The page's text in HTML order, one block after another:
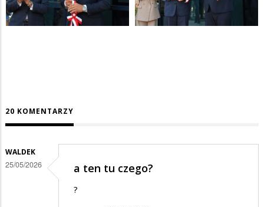
20 KOMENTARZY
WALDEK
25/05/2026 a ten tu czego?
?